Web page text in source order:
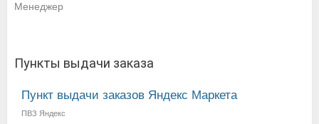
Менеджер
Пункты выдачи заказа
Пункт выдачи заказов Яндекс Маркета
ПВЗ Яндекс